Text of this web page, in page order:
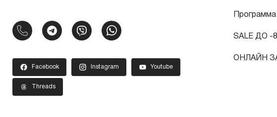
Facebook Instagram Youtube
Threads
SALE ДО -
ОНЛАЙН